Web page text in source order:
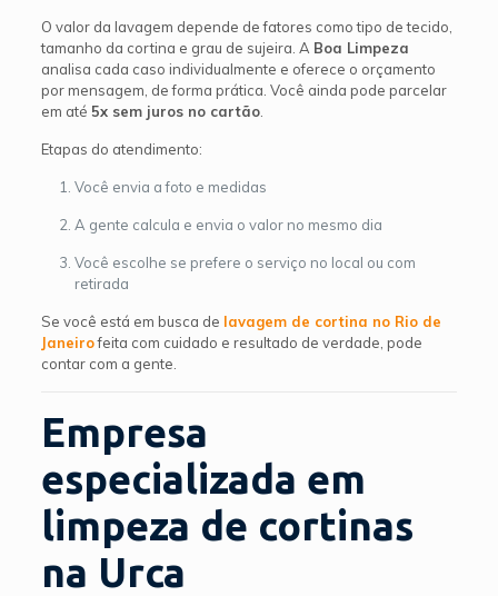
O valor da lavagem depende de fatores como tipo de tecido,
tamanho da cortina e grau de sujeira. A Boa Limpeza
analisa cada caso individualmente e oferece o orçamento
por mensagem, de forma prática. Você ainda pode parcelar
em até 5x sem juros no cartão.
Etapas do atendimento:
Você envia a foto e medidas
A gente calcula e envia o valor no mesmo dia
Você escolhe se prefere o serviço no local ou com
retirada
Se você está em busca de lavagem de cortina no Rio de
Janeirofeita com cuidado e resultado de verdade, pode
contar com a gente.
Empresa
especializada em
limpeza de cortinas
na Urca